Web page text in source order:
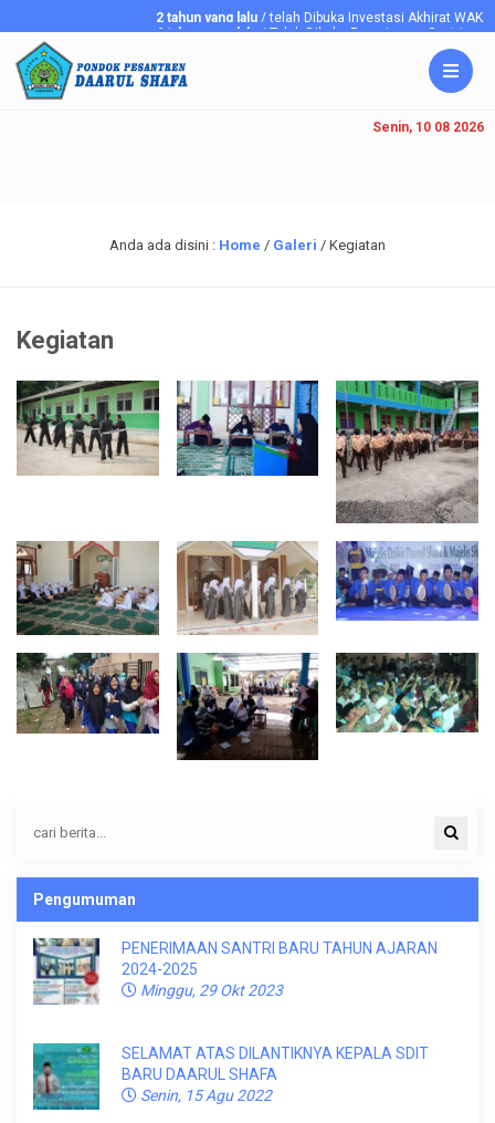
2 tahun yang lalu/ telah Dibuka Investasi Akhirat WAKAF
6 tahun yang lalu/ Telah Dibuka Penerimaan Santriawan/i
Senin, 10 08 2026
Anda ada disini : Home / Galeri / Kegiatan
Kegiatan
Pengumuman
PENERIMAAN SANTRI BARU TAHUN AJARAN
2024-2025
Minggu, 29 Okt 2023
SELAMAT ATAS DILANTIKNYA KEPALA SDIT
BARU DAARUL SHAFA
Senin, 15 Agu 2022